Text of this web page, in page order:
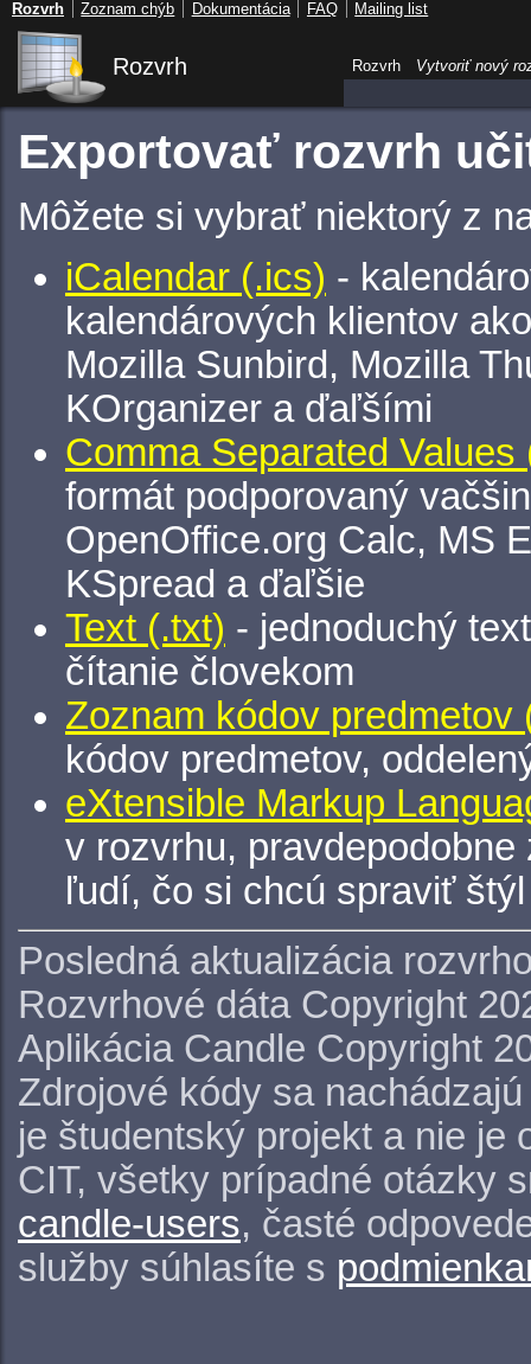
Rozvrh
Exportovať rozvrh
Môžete si vybrať niektorý z
iCalendar (.ics) -
kalendárových klientov
Mozilla Sunbird, Mozilla
KOrganizer a ďaľšími
Comma Separated Values
formát podporovaný
OpenOffice.org Calc, MS
KSpread a ďaľšie
Text (.txt) - jednoduchý
čítanie človekom
Zoznam kódov predmetov
kódov predmetov,
eXtensible Markup
v rozvrhu,
ľudí, čo si chcú spraviť
Posledná aktualizácia
Rozvrhové dáta Copyright
Aplikácia Candle Copyright
Zdrojové kódy sa
je študentský projekt a nie je
CIT, všetky prípadné otázky
candle-users, časté
služby súhlasíte s
Rozvrh Vytvoriť nový
Rozvrh Zoznam chýb Dokumentácia FAQ Mailing list